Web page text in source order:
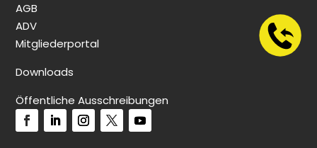
AGB
ADV
Mitgliederportal
Downloads
Öffentliche Ausschreibungen